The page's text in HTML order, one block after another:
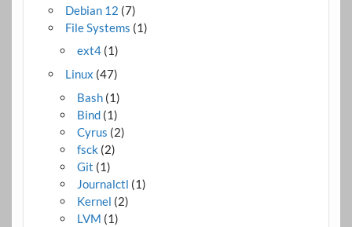
Debian 12 (7)
File Systems (1)
ext4 (1)
Linux (47)
Bash (1)
Bind (1)
Cyrus (2)
fsck (2)
Git (1)
Journalctl (1)
Kernel (2)
LVM (1)